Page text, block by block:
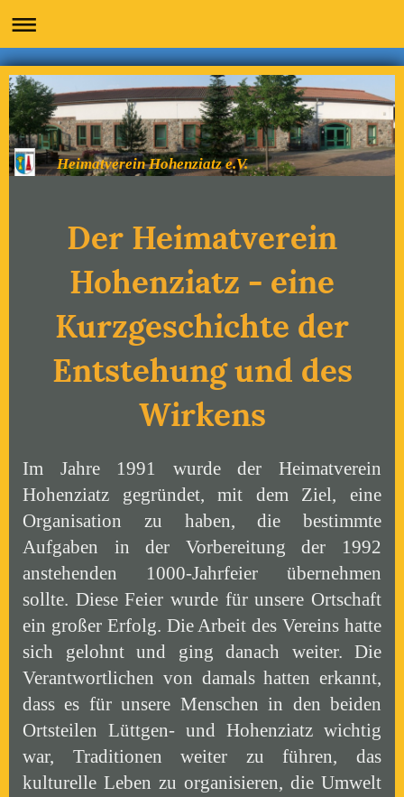
Heimatverein Hohenziatz e.V.
Der Heimatverein
Hohenziatz - eine
Kurzgeschichte der
Entstehung und des
Wirkens
Im Jahre 1991 wurde der Heimatverein
Hohenziatz gegründet, mit dem Ziel, eine
Organisation zu haben, die bestimmte
Aufgaben in der Vorbereitung der 1992
anstehenden 1000-Jahrfeier übernehmen
sollte. Diese Feier wurde für unsere Ortschaft
ein großer Erfolg. Die Arbeit des Vereins hatte
sich gelohnt und ging danach weiter. Die
Verantwortlichen von damals hatten erkannt,
dass es für unsere Menschen in den beiden
Ortsteilen Lüttgen- und Hohenziatz wichtig
war, Traditionen weiter zu führen, das
kulturelle Leben zu organisieren, die Umwelt